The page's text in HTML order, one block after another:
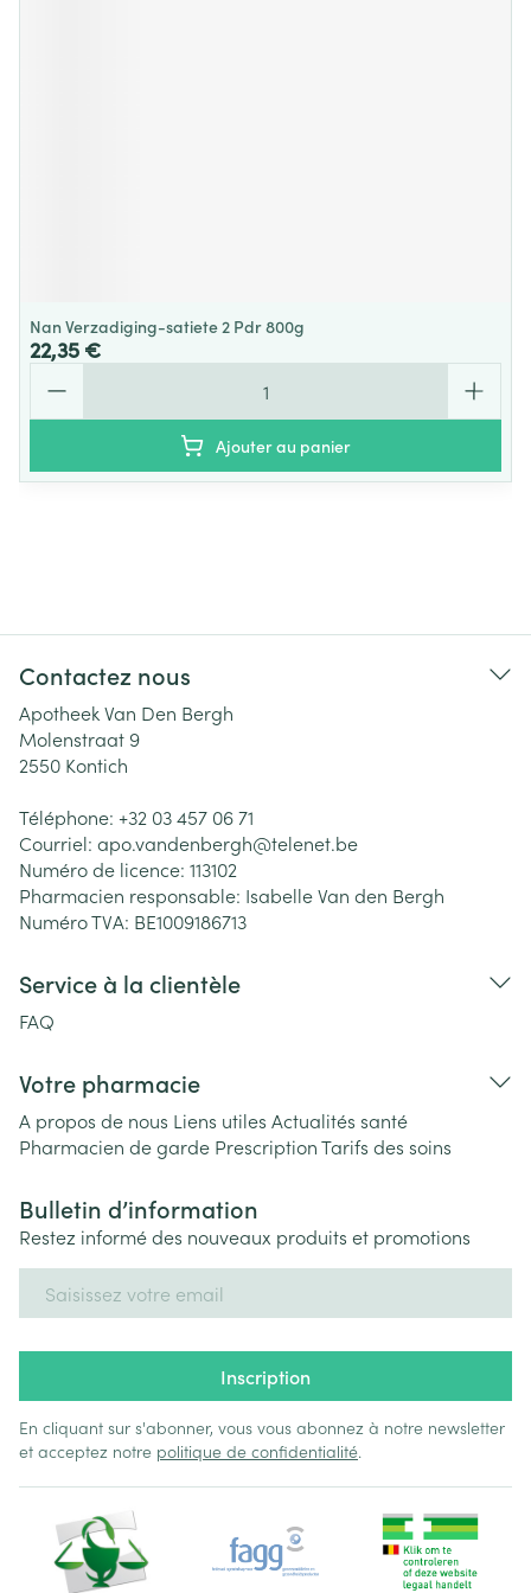
Nan Verzadiging-satiete 2 Pdr 800g
22,35 €
Ajouter au panier
Contactez nous
Apotheek Van Den Bergh
Molenstraat 9
2550 Kontich
Téléphone: +32 03 457 06 71
Courriel: apo.vandenbergh@telenet.be
Numéro de licence: 113102
Pharmacien responsable: Isabelle Van den Bergh
Numéro TVA: BE1009186713
Service à la clientèle
FAQ
Votre pharmacie
A propos de nous Liens utiles Actualités santé
Pharmacien de garde PrescriptionTarifs des soins
Bulletin d’information
Restez informé des nouveaux produits et promotions
Inscription
En cliquant sur s'abonner, vous vous abonnez à notre newsletter
et acceptez notre politique de confidentialité.